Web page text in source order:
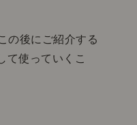
の後にご紹介する
て使っていくこ